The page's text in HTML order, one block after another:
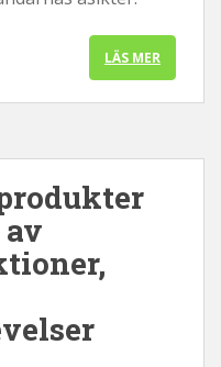
LÄS MER